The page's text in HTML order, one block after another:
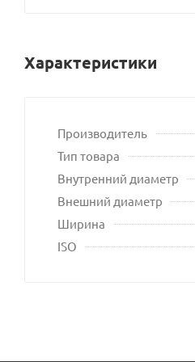
Характеристики
Производитель
Тип товара
Внутренний диаметр
Внешний диаметр
Ширина
ISO